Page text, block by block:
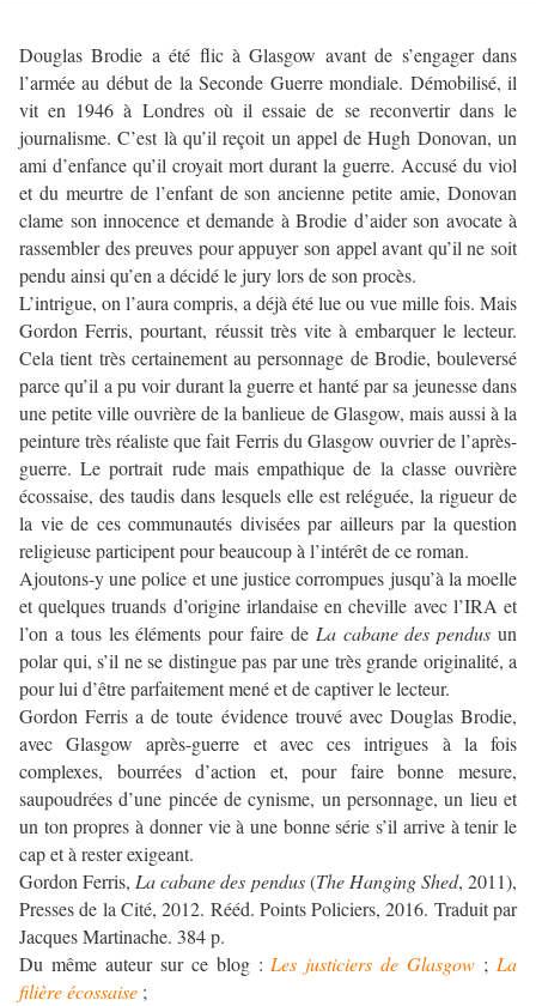
Douglas Brodie a été flic à Glasgow avant de s’engager dans
l’armée au début de la Seconde Guerre mondiale. Démobilisé, il
vit en 1946 à Londres où il essaie de se reconvertir dans le
journalisme. C’est là qu’il reçoit un appel de Hugh Donovan, un
ami d’enfance qu’il croyait mort durant la guerre. Accusé du viol
et du meurtre de l’enfant de son ancienne petite amie, Donovan
clame son innocence et demande à Brodie d’aider son avocate à
rassembler des preuves pour appuyer son appel avant qu’il ne soit
pendu ainsi qu’en a décidé le jury lors de son procès.
L’intrigue, on l’aura compris, a déjà été lue ou vue mille fois. Mais
Gordon Ferris, pourtant, réussit très vite à embarquer le lecteur.
Cela tient très certainement au personnage de Brodie, bouleversé
parce qu’il a pu voir durant la guerre et hanté par sa jeunesse dans
une petite ville ouvrière de la banlieue de Glasgow, mais aussi à la
peinture très réaliste que fait Ferris du Glasgow ouvrier de l’après-
guerre. Le portrait rude mais empathique de la classe ouvrière
écossaise, des taudis dans lesquels elle est reléguée, la rigueur de
la vie de ces communautés divisées par ailleurs par la question
religieuse participent pour beaucoup à l’intérêt de ce roman.
Ajoutons-y une police et une justice corrompues jusqu’à la moelle
et quelques truands d’origine irlandaise en cheville avec l’IRA et
l’on a tous les éléments pour faire de La cabane des pendus un
polar qui, s’il ne se distingue pas par une très grande originalité, a
pour lui d’être parfaitement mené et de captiver le lecteur.
Gordon Ferris a de toute évidence trouvé avec Douglas Brodie,
avec Glasgow après-guerre et avec ces intrigues à la fois
complexes, bourrées d’action et, pour faire bonne mesure,
saupoudrées d’une pincée de cynisme, un personnage, un lieu et
un ton propres à donner vie à une bonne série s’il arrive à tenir le
cap et à rester exigeant.
Gordon Ferris, La cabane des pendus(The Hanging Shed, 2011),
Presses de la Cité, 2012. Rééd. Points Policiers, 2016. Traduit par
Jacques Martinache. 384 p.
Du même auteur sur ce blog : Les justiciers de Glasgow ; La
filière écossaise ;